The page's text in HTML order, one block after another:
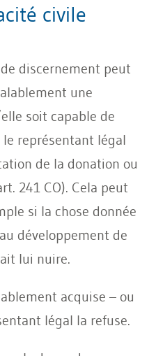
civile
discernement peut
une
soit capable de
représentant légal
de la donation ou
241 CO). Cela peut
si la chose donnée
développement de
lui nuire.
acquise – ou
légal la refuse.